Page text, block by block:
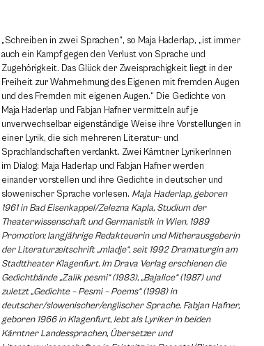
„Schreiben in zwei Sprachen“, so Maja Haderlap, „ist immer
auch ein Kampf gegen den Verlust von Sprache und
Zugehörigkeit. Das Glück der Zweisprachigkeit liegt in der
Freiheit zur Wahrnehmung des Eigenen mit fremden Augen
und des Fremden mit eigenen Augen.“ Die Gedichte von
Maja Haderlap und Fabjan Hafner vermitteln auf je
unverwechselbar eigenständige Weise ihre Vorstellungen in
einer Lyrik, die sich mehreren Literatur- und
Sprachlandschaften verdankt. Zwei Kärntner LyrikerInnen
im Dialog: Maja Haderlap und Fabjan Hafner werden
einander vorstellen und ihre Gedichte in deutscher und
slowenischer Sprache vorlesen. Maja Haderlap, geboren
1961 in Bad Eisenkappel/Zelezna Kapla, Studium der
Theaterwissenschaft und Germanistik in Wien, 1989
Promotion; langjährige Redakteuerin und Mitherausgeberin
der Literaturzeitschrift „mladje“, seit 1992 Dramaturgin am
Stadttheater Klagenfurt. Im Drava Verlag erschienen die
Gedichtbände „Zalik pesmi“ (1983), „Bajalice“ (1987) und
zuletzt „Gedichte – Pesmi – Poems“ (1998) in
deutscher/slowenischer/englischer Sprache. Fabjan Hafner,
geboren 1966 in Klagenfurt, lebt als Lyriker in beiden
Kärntner Landessprachen, Übersetzer und